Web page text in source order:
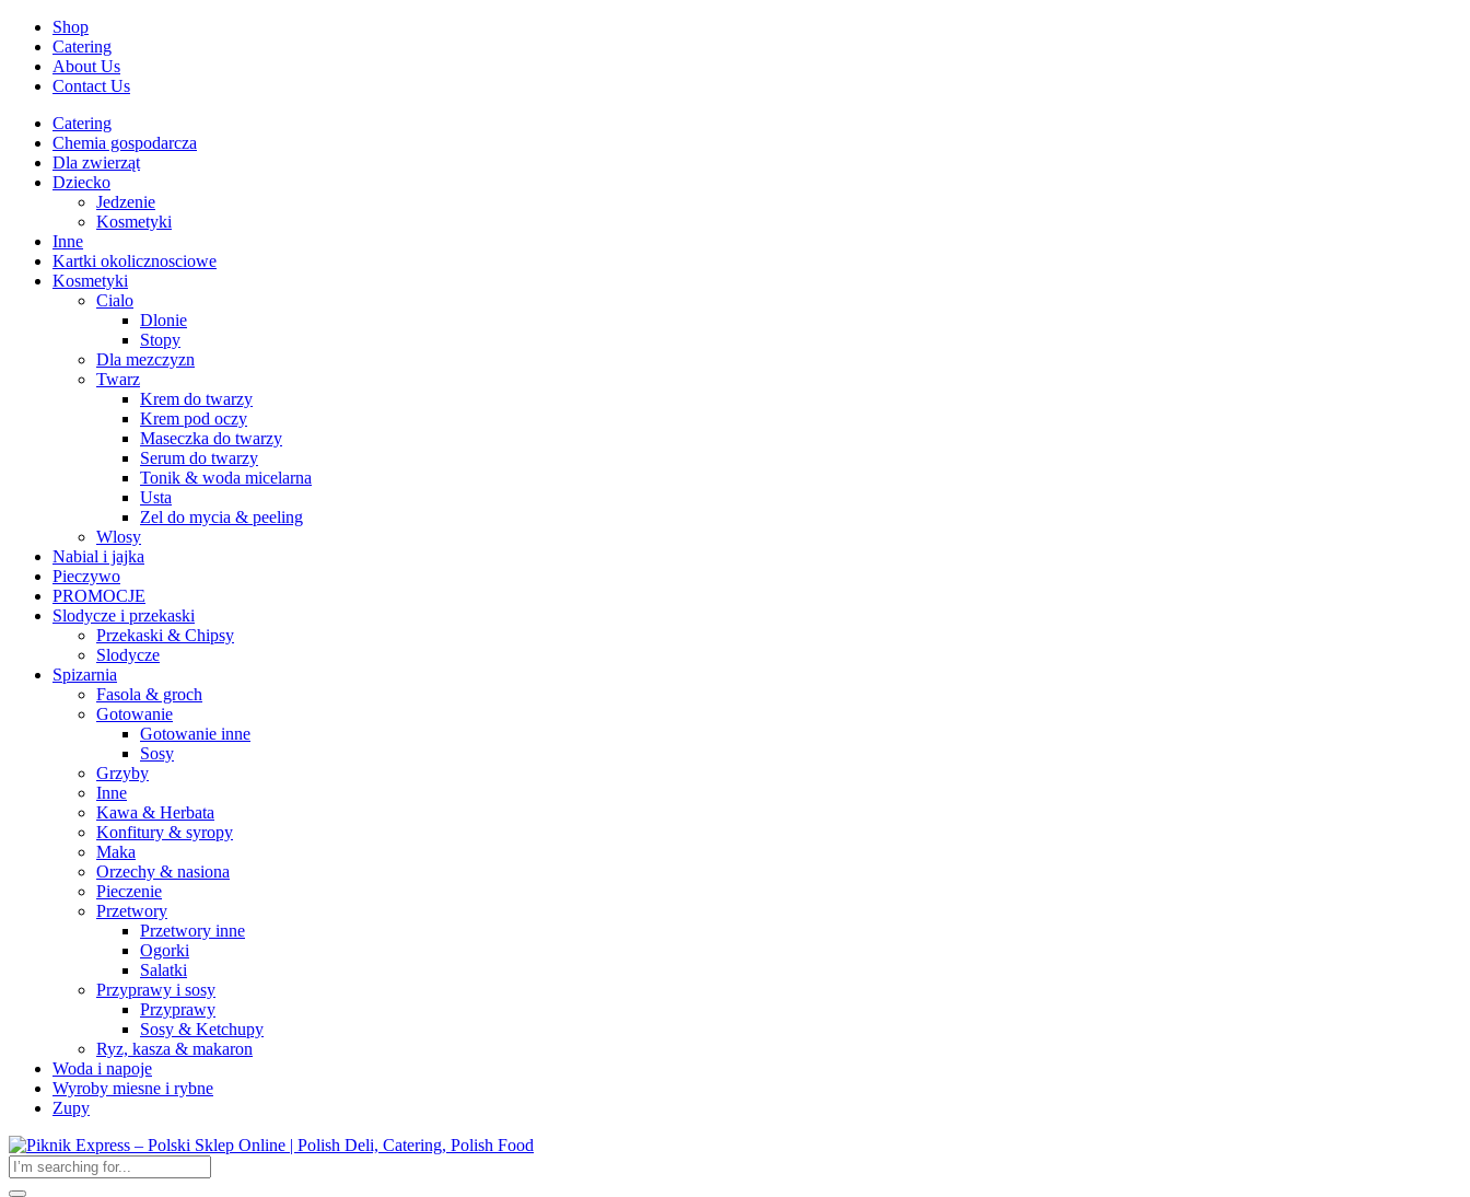
Shop
Catering
About Us
Contact Us
Catering
Chemia gospodarcza
Dla zwierząt
Dziecko
Jedzenie
Kosmetyki
Inne
Kartki okolicznosciowe
Kosmetyki
Cialo
Dlonie
Stopy
Dla mezczyzn
Twarz
Krem do twarzy
Krem pod oczy
Maseczka do twarzy
Serum do twarzy
Tonik & woda micelarna
Usta
Zel do mycia & peeling
Wlosy
Nabial i jajka
Pieczywo
PROMOCJE
Slodycze i przekaski
Przekaski & Chipsy
Slodycze
Spizarnia
Fasola & groch
Gotowanie
Gotowanie inne
Sosy
Grzyby
Inne
Kawa & Herbata
Konfitury & syropy
Maka
Orzechy & nasiona
Pieczenie
Przetwory
Przetwory inne
Ogorki
Salatki
Przyprawy i sosy
Przyprawy
Sosy & Ketchupy
Ryz, kasza & makaron
Woda i napoje
Wyroby miesne i rybne
Zupy